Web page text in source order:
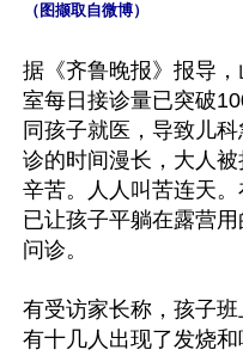
（图撷取自微博）
据《齐鲁晚报》报导
室每日接诊量已突破
同孩子就医，导致儿
诊的时间漫长，大人
辛苦。人人叫苦连天
已让孩子平躺在露营
问诊。
有受访家长称，孩子
有十几人出现了发烧